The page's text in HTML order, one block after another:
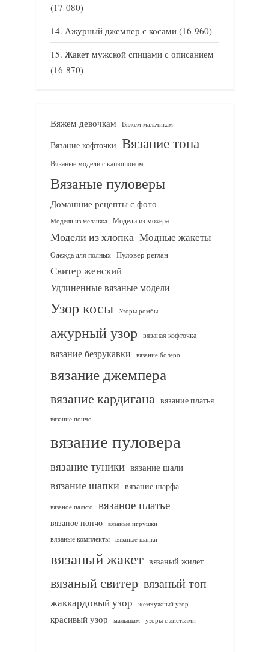
(17 080)
Ажурный джемпер с косами (16 960)
Жакет мужской спицами с описанием
(16 870)
Вяжем девочкам Вяжем мальчикам
Вязание кофточки Вязание топа
Вязаные модели с капюшоном
Вязаные пуловеры
Домашние рецепты с фото
Модели из меланжа Модели из мохера
Модели из хлопка Модные жакеты
Одежда для полных Пуловер реглан
Свитер женский
Удлиненные вязаные модели
Узор косы Узоры ромбы
ажурный узор вязаная кофточка
вязание безрукавки вязание болеро
вязание джемпера
вязание кардигана вязание платья
вязание пончо
вязание пуловера
вязание туники вязание шали
вязание шапки вязание шарфа
вязаное пальто вязаное платье
вязаное пончо вязаные игрушки
вязаные комплекты
вязаные шапки
вязаный жакет вязаный жилет
вязаный свитер вязаный топ
жаккардовый узор жемчужный узор
красивый узор малышам узоры с листьями